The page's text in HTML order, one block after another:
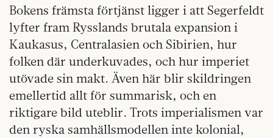
Bokens främsta förtjänst ligger i att Segerfeldt
lyfter fram Rysslands brutala expansion i
Kaukasus, Centralasien och Sibirien, hur
folken där underkuvades, och hur imperiet
utövade sin makt. Även här blir skildringen
emellertid allt för summarisk, och en
riktigare bild uteblir. Trots imperialismen var
den ryska samhällsmodellen inte kolonial,